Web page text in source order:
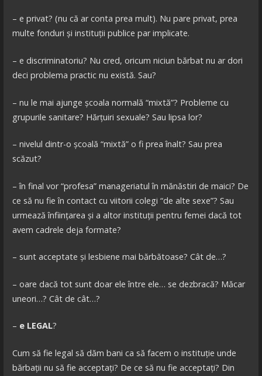
– e privat? (nu că ar conta prea mult). Nu pare privat, prea
multe fonduri și instituții publice par implicate.
– e discriminatoriu? Nu cred, oricum niciun bărbat nu ar dori
deci problema practic nu există. Sau?
– nu le mai ajunge școala normală “mixtă”? Probleme cu
grupurile sanitare? Hărțuiri sexuale? Sau lipsa lor?
– nivelul dintr-o școală “mixtă” o fi prea înalt? Sau prea
scăzut?
– în final vor “profesa” manageriatul în mănăstiri de maici? De
ce să nu fie în contact cu viitorii colegi “de alte sexe”? Sau
urmează înființarea și a altor instituții pentru femei dacă tot
avem cadrele deja formate?
– sunt acceptate și lesbiene mai bărbătoase? Cât de…?
– oare dacă tot sunt doar ele între ele… se dezbracă? Măcar
uneori…? Cât de cât…?
– e LEGAL?
Cum să fie legal să dăm bani ca să facem o instituție unde
bărbații nu să fie acceptați? De ce să nu fie acceptați? Din